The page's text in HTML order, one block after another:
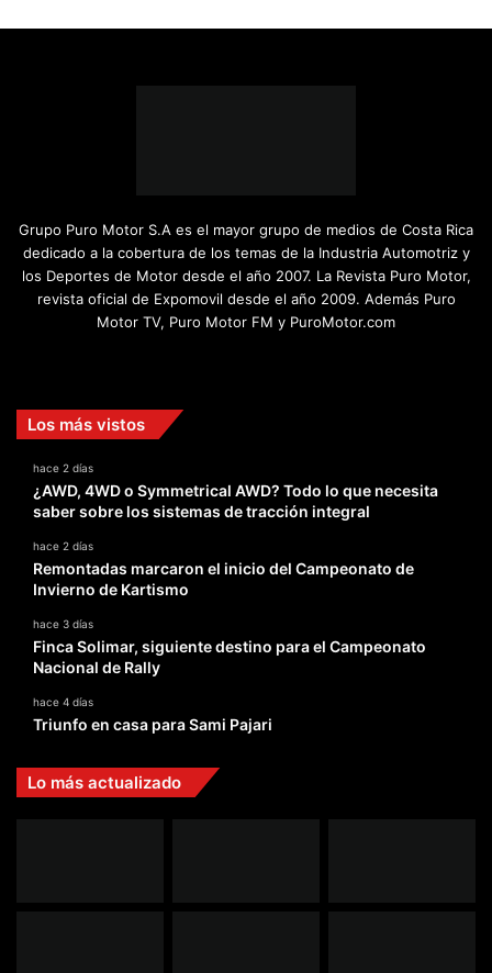
Grupo Puro Motor S.A es el mayor grupo de medios de Costa Rica
dedicado a la cobertura de los temas de la Industria Automotriz y
los Deportes de Motor desde el año 2007. La Revista Puro Motor,
revista oficial de Expomovil desde el año 2009. Además Puro
Motor TV, Puro Motor FM y PuroMotor.com
Los más vistos
hace 2 días
¿AWD, 4WD o Symmetrical AWD? Todo lo que necesita
saber sobre los sistemas de tracción integral
hace 2 días
Remontadas marcaron el inicio del Campeonato de
Invierno de Kartismo
hace 3 días
Finca Solimar, siguiente destino para el Campeonato
Nacional de Rally
hace 4 días
Triunfo en casa para Sami Pajari
Lo más actualizado